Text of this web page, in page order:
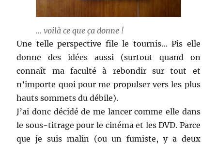
… voilà ce que ça donne !
Une telle perspective file le tournis… Pis elle
donne des idées aussi (surtout quand on
connaît ma faculté à rebondir sur tout et
n’importe quoi pour me propulser vers les plus
hauts sommets du débile).
J’ai donc décidé de me lancer comme elle dans
le sous-titrage pour le cinéma et les DVD. Parce
que je suis malin (ou un fumiste, y a deux